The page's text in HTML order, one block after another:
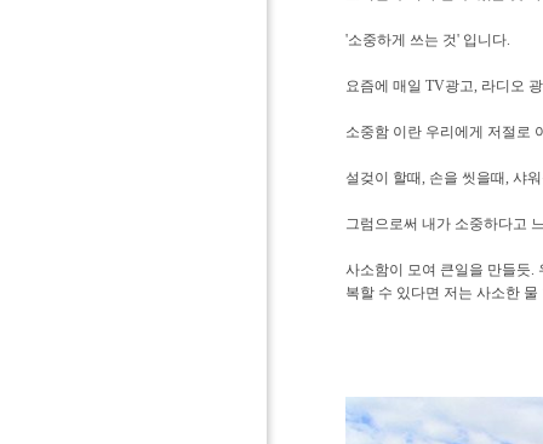
'소중하게 쓰는 것' 입니다.
요즘에 매일 TV광고, 라디오
소중함 이란 우리에게 저절로
설겆이 할때, 손을 씻을때, 샤
그럼으로써 내가 소중하다고
사소함이 모여 큰일을 만들듯.
복할 수 있다면 저는 사소한